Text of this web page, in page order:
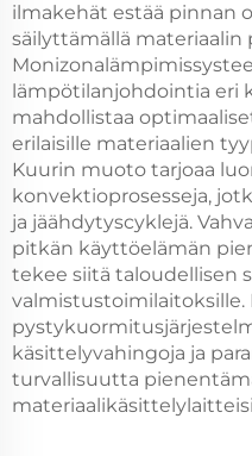
ilmakehät estää pinnan
säilyttämällä materiaalin
lämpötilanjohdointia eri
mahdollistaa
erilaisille materiaalien
Kuurin muoto tarjoaa
konvektioprosesseja,
ja jäähdytyscyklejä.
pitkän käyttöelämän
tekee siitä taloudellisen
valmistustoimilaitoksille.
käsittelyvahingoja ja
turvallisuutta